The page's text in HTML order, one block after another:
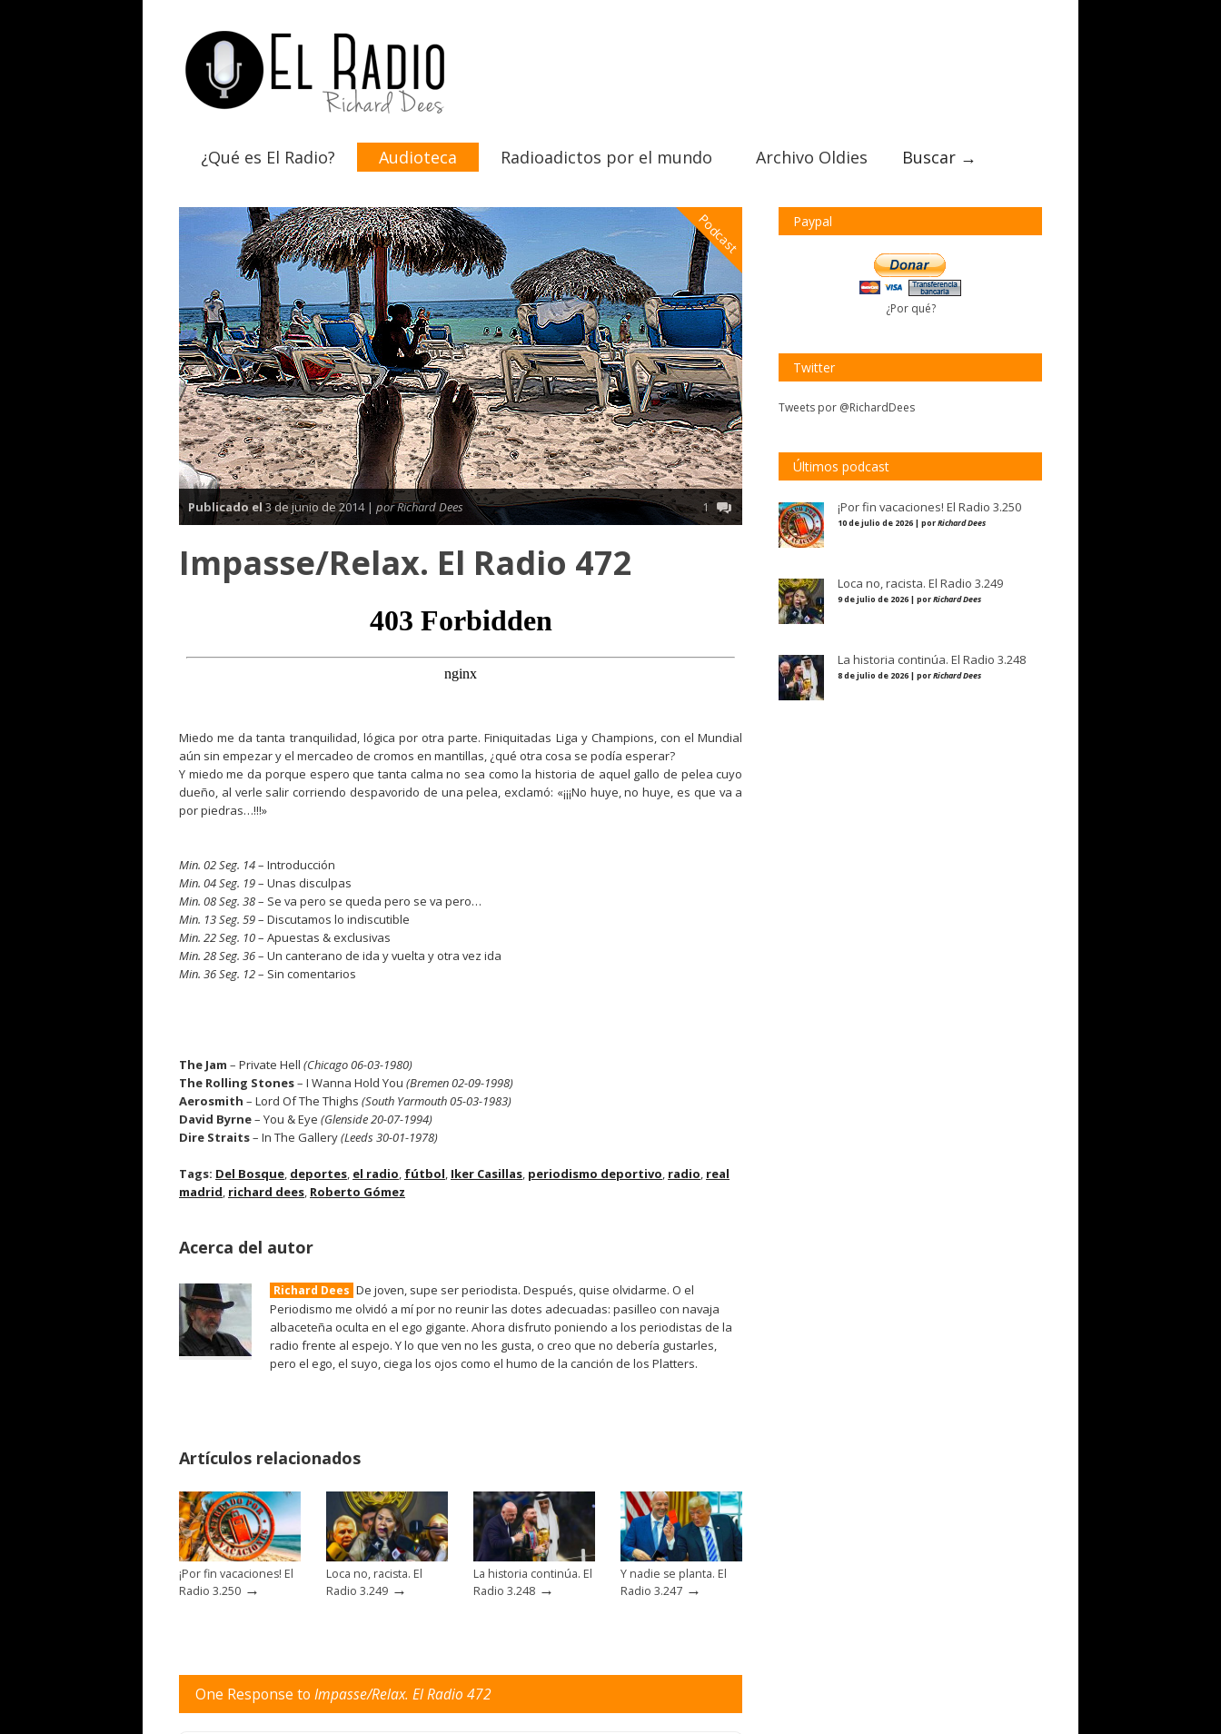
¿Qué es El Radio? Audioteca Radioadictos por el mundo Archivo Oldies Buscar →
Podcast
Publicado el3 de junio de 2014 | por Richard Dees 1
Impasse/Relax. El Radio 472
Miedo me da tanta tranquilidad, lógica por otra parte. Finiquitadas Liga y Champions, con el Mundial
aún sin empezar y el mercadeo de cromos en mantillas, ¿qué otra cosa se podía esperar?
Y miedo me da porque espero que tanta calma no sea como la historia de aquel gallo de pelea cuyo
dueño, al verle salir corriendo despavorido de una pelea, exclamó: «¡¡¡No huye, no huye, es que va a
por piedras…!!!»
Min. 02 Seg. 14– Introducción
Min. 04 Seg. 19– Unas disculpas
Min. 08 Seg. 38– Se va pero se queda pero se va pero…
Min. 13 Seg. 59– Discutamos lo indiscutible
Min. 22 Seg. 10– Apuestas & exclusivas
Min. 28 Seg. 36– Un canterano de ida y vuelta y otra vez ida
Min. 36 Seg. 12– Sin comentarios
The Jam – Private Hell (Chicago 06-03-1980)
The Rolling Stones– I Wanna Hold You (Bremen 02-09-1998)
Aerosmith – Lord Of The Thighs (South Yarmouth 05-03-1983)
David Byrne– You & Eye (Glenside 20-07-1994)
Dire Straits– In The Gallery(Leeds 30-01-1978)
Tags: Del Bosque, deportes, el radio, fútbol, Iker Casillas, periodismo deportivo, radio, real
madrid, richard dees, Roberto Gómez
Acerca del autor
Richard Dees De joven, supe ser periodista. Después, quise olvidarme. O el
Periodismo me olvidó a mí por no reunir las dotes adecuadas: pasilleo con navaja
albaceteña oculta en el ego gigante. Ahora disfruto poniendo a los periodistas de la
radio frente al espejo. Y lo que ven no les gusta, o creo que no debería gustarles,
pero el ego, el suyo, ciega los ojos como el humo de la canción de los Platters.
Artículos relacionados
¡Por fin vacaciones! El
Radio 3.250 →
Loca no, racista. El
Radio 3.249 →
La historia continúa. El
Radio 3.248 →
Y nadie se planta. El
Radio 3.247 →
One Response to Impasse/Relax. El Radio 472
Paypal
¿Por qué?
Twitter
Tweets por @RichardDees
Últimos podcast
¡Por fin vacaciones! El Radio 3.250
10 de julio de 2026 | porRichard Dees
Loca no, racista. El Radio 3.249
9 de julio de 2026 | porRichard Dees
La historia continúa. El Radio 3.248
8 de julio de 2026 | porRichard Dees